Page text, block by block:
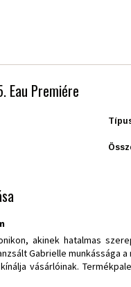
Eau Premiére
akinek hatalmas
Gabrielle munkássága
vásárlóinak.